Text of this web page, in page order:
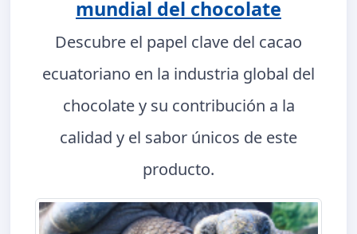
mundial del chocolate
Descubre el papel clave del cacao
ecuatoriano en la industria global del
chocolate y su contribución a la
calidad y el sabor únicos de este
producto.